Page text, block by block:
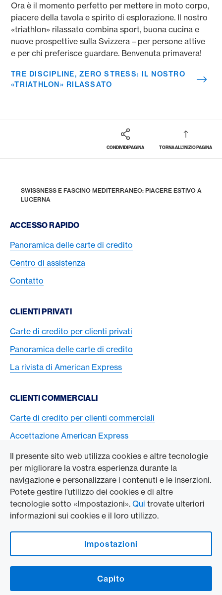
Il presente sito web utilizza cookies e altre tecnologie
per migliorare la vostra esperienza durante la
navigazione e personalizzare i contenuti e le inserzioni.
Potete gestire l’utilizzo dei cookies e di altre
tecnologie sotto «Impostazioni». Qui trovate ulteriori
informazioni sui cookies e il loro utilizzo.
Impostazioni
Capito
Ora è il momento perfetto per mettere in moto corpo,
piacere della tavola e spirito di esplorazione. Il nostro
«triathlon» rilassato combina sport, buona cucina e
nuove prospettive sulla Svizzera – per persone attive
e per chi preferisce guardare. Benvenuta primavera!
TRE DISCIPLINE, ZERO STRESS: IL NOSTRO
«TRIATHLON» RILASSATO
CONDIVIDI PAGINA TORNA ALL'INIZIO PAGINA
SWISSNESS E FASCINO MEDITERRANEO: PIACERE ESTIVO A
LUCERNA
Footer Navigation
ACCESSO RAPIDO
Panoramica delle carte di credito
Centro di assistenza
Contatto
CLIENTI PRIVATI
Carte di credito per clienti privati
Panoramica delle carte di credito
La rivista di American Express
CLIENTI COMMERCIALI
Carte di credito per clienti commerciali
Accettazione American Express
L’AZIENDA
Swisscard AECS GmbH
American Express Globale
Contact & Social channels
American Express on Facebook
American Express Switzerland on Instagram
American Express Cards, issued by Swisscard AECS GmbH, Neugasse 18, 8810
Horgen | Copyright © 2026